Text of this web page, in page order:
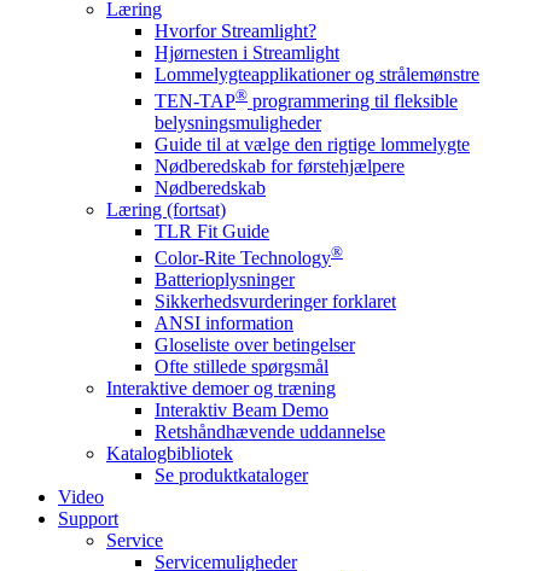
Læring
Hvorfor Streamlight?
Hjørnesten i Streamlight
Lommelygteapplikationer og strålemønstre
TEN-TAP® programmering til fleksible
belysningsmuligheder
Guide til at vælge den rigtige lommelygte
Nødberedskab for førstehjælpere
Nødberedskab
Læring (fortsat)
TLR Fit Guide
Color-Rite Technology®
Batterioplysninger
Sikkerhedsvurderinger forklaret
ANSI information
Gloseliste over betingelser
Ofte stillede spørgsmål
Interaktive demoer og træning
Interaktiv Beam Demo
Retshåndhævende uddannelse
Katalogbibliotek
Se produktkataloger
Video
Support
Service
Servicemuligheder